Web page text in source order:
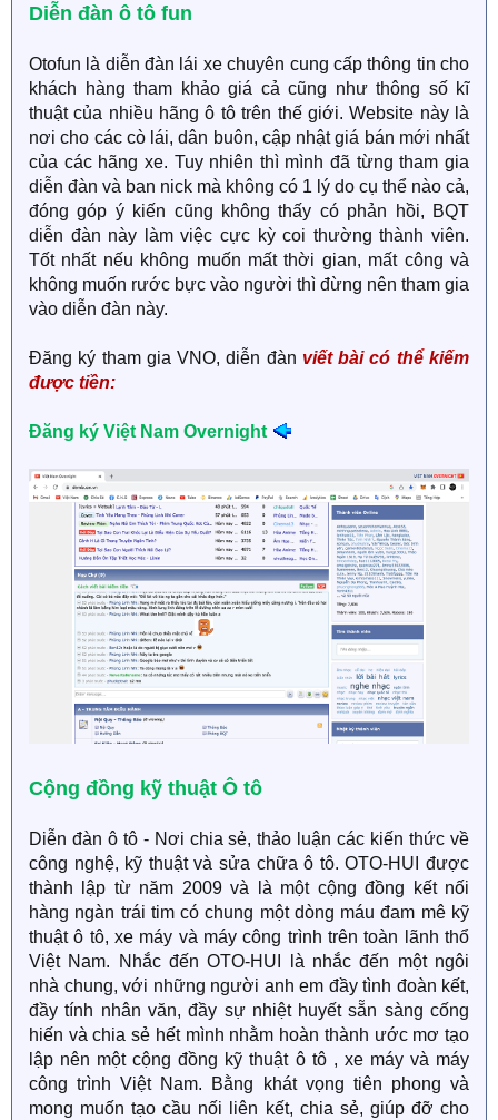
Diễn đàn ô tô fun
Otofun là diễn đàn lái xe chuyên cung cấp thông tin cho
khách hàng tham khảo giá cả cũng như thông số kĩ
thuật của nhiều hãng ô tô trên thế giới. Website này là
nơi cho các cò lái, dân buôn, cập nhật giá bán mới nhất
của các hãng xe. Tuy nhiên thì mình đã từng tham gia
diễn đàn và ban nick mà không có 1 lý do cụ thể nào cả,
đóng góp ý kiến cũng không thấy có phản hồi, BQT
diễn đàn này làm việc cực kỳ coi thường thành viên.
Tốt nhất nếu không muốn mất thời gian, mất công và
không muốn rước bực vào người thì đừng nên tham gia
vào diễn đàn này.
Đăng ký tham gia VNO, diễn đàn viết bài có thể kiếm
được tiền:
Đăng ký Việt Nam Overnight
Cộng đồng kỹ thuật Ô tô
Diễn đàn ô tô - Nơi chia sẻ, thảo luận các kiến thức về
công nghệ, kỹ thuật và sửa chữa ô tô. OTO-HUI được
thành lập từ năm 2009 và là một cộng đồng kết nối
hàng ngàn trái tim có chung một dòng máu đam mê kỹ
thuật ô tô, xe máy và máy công trình trên toàn lãnh thổ
Việt Nam. Nhắc đến OTO-HUI là nhắc đến một ngôi
nhà chung, với những người anh em đầy tình đoàn kết,
đầy tính nhân văn, đầy sự nhiệt huyết sẵn sàng cống
hiến và chia sẻ hết mình nhằm hoàn thành ước mơ tạo
lập nên một cộng đồng kỹ thuật ô tô , xe máy và máy
công trình Việt Nam. Bằng khát vọng tiên phong và
mong muốn tạo cầu nối liên kết, chia sẻ, giúp đỡ cho